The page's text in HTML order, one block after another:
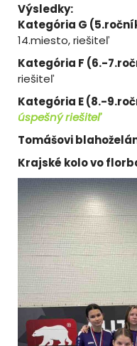
Výsledky:
Kategória G
14.miesto, riešiteľ
Kategória F (6.-
riešiteľ
Kategória E (8.-
úspešný riešiteľ
Tomášovi
Krajské kolo vo